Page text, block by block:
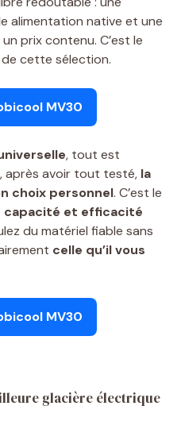
alimentation native et une
prix contenu. C’est le
de cette sélection.
MV30
, tout est
après avoir tout testé, la
choix personnel. C’est le
et efficacité
du matériel fiable sans
celle qu’il vous
MV30
glacière électrique